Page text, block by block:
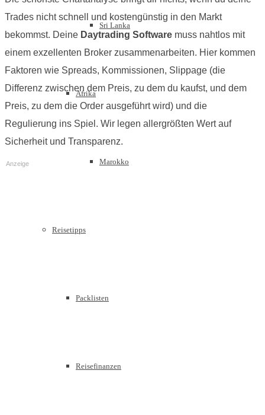
Sri Lanka
Afrika
Marokko
Reisetipps
Packlisten
Reisefinanzen
Trades nicht schnell und kostengünstig in den Markt
bekommst. Deine Daytrading Software muss nahtlos mit
einem exzellenten Broker zusammenarbeiten. Hier kommen
Faktoren wie Spreads, Kommissionen, Slippage (die
Differenz zwischen dem Preis, zu dem du kaufst, und dem
Preis, zu dem die Order ausgeführt wird) und die
Regulierung ins Spiel. Wir legen allergrößten Wert auf
Sicherheit und Transparenz.
Anzeige